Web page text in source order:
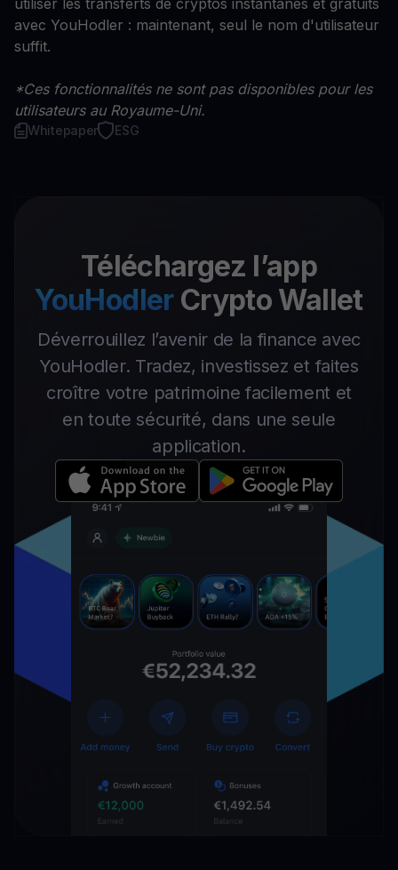
utiliser les transferts de cryptos instantanés et gratuits
avec YouHodler : maintenant, seul le nom d'utilisateur
suffit.
*Ces fonctionnalités ne sont pas disponibles pour les
utilisateurs au Royaume-Uni.
Whitepaper ESG
Téléchargez l’app
YouHodler Crypto Wallet
Déverrouillez l’avenir de la finance avec
YouHodler. Tradez, investissez et faites
croître votre patrimoine facilement et
en toute sécurité, dans une seule
application.